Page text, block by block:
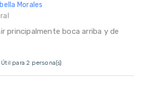
Morales
principalmente boca arriba y de
Útil para 2 persona(s)